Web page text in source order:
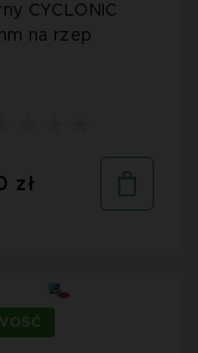
CYCLONIC
na rzep
zł